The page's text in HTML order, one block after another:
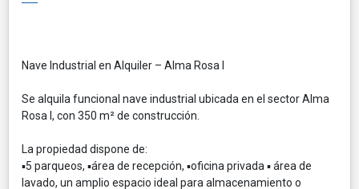
Nave Industrial en Alquiler – Alma Rosa I
Se alquila funcional nave industrial ubicada en el sector Alma
Rosa I, con 350 m² de construcción.
La propiedad dispone de:
▪️5 parqueos, ▪️área de recepción, ▪️oficina privada ▪️ área de
lavado, un amplio espacio ideal para almacenamiento o